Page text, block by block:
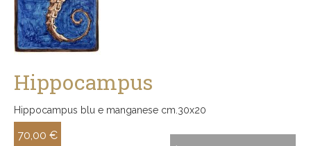
Hippocampus
Hippocampus blu e manganese cm.30x20
70,00 €